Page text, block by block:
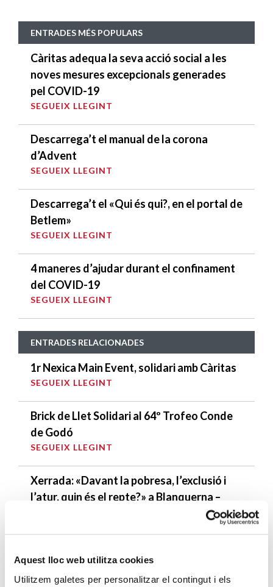
Aquest lloc web utilitza cookies
Utilitzem galetes per personalitzar el contingut i els
ENTRADES MÉS POPULARS
Càritas adequa la seva acció social a les
noves mesures excepcionals generades
pel COVID-19
SEGUEIX LLEGINT
Descarrega’t el manual de la corona
d’Advent
SEGUEIX LLEGINT
Descarrega’t el «Qui és qui?, en el portal de
Betlem»
SEGUEIX LLEGINT
4 maneres d’ajudar durant el confinament
del COVID-19
SEGUEIX LLEGINT
ENTRADES RELACIONADES
1r Nexica Main Event, solidari amb Càritas
SEGUEIX LLEGINT
Brick de Llet Solidari al 64º Trofeo Conde
de Godó
SEGUEIX LLEGINT
Xerrada: «Davant la pobresa, l’exclusió i
l’atur, quin és el repte?» a Blanquerna –
Colònies a Cubelles, gràcies a Avant Grup
SEGUEIX LLEGINT